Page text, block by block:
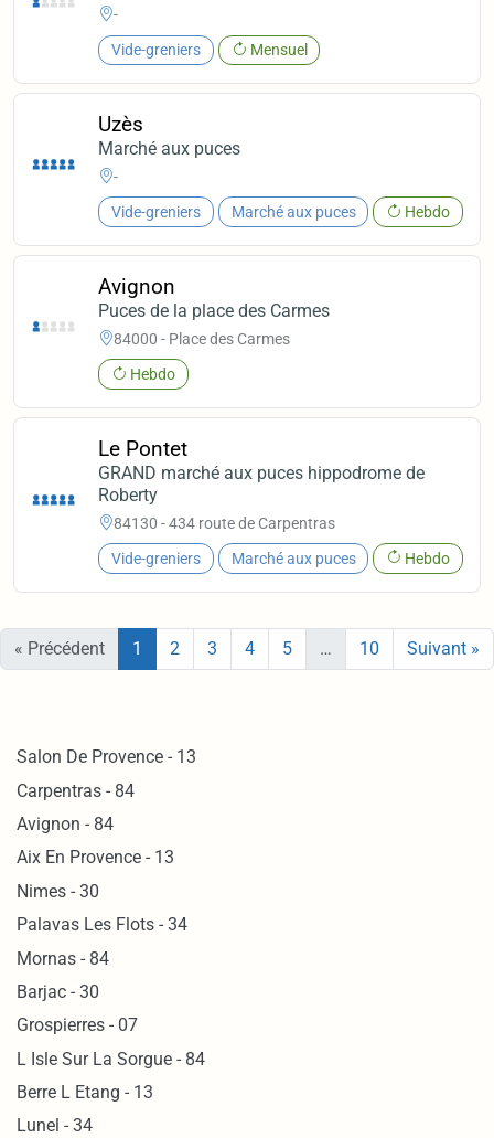
-
Vide-greniers Mensuel
Uzès
Marché aux puces
-
Vide-greniers Marché aux puces Hebdo
Avignon
Puces de la place des Carmes
84000 - Place des Carmes
Hebdo
Le Pontet
GRAND marché aux puces hippodrome de
Roberty
84130 - 434 route de Carpentras
Vide-greniers Marché aux puces Hebdo
« Précédent 1 2 3 4 5 … 10 Suivant »
Salon De Provence - 13
Carpentras - 84
Avignon - 84
Aix En Provence - 13
Nimes - 30
Palavas Les Flots - 34
Mornas - 84
Barjac - 30
Grospierres - 07
L Isle Sur La Sorgue - 84
Berre L Etang - 13
Lunel - 34